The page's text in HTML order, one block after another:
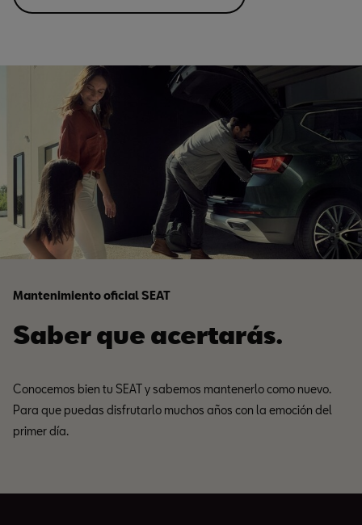
Mantenimiento oficial SEAT
Saber que acertarás.
Conocemos bien tu SEAT y sabemos mantenerlo como nuevo.
Para que puedas disfrutarlo muchos años con la emoción del
primer día.